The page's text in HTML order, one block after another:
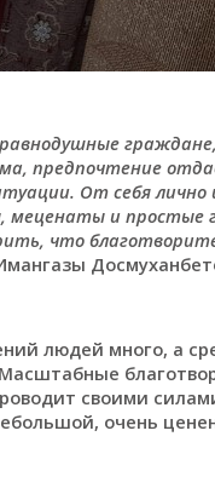
предпочтение
От себя
меценаты и
что
людей много, а
своими
очень